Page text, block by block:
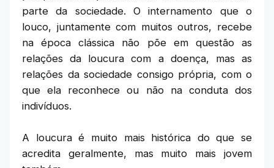
parte da sociedade. O internamento que o
louco, juntamente com muitos outros, recebe
na época clássica não põe em questão as
relações da loucura com a doença, mas as
relações da sociedade consigo própria, com o
que ela reconhece ou não na conduta dos
indivíduos.
A loucura é muito mais histórica do que se
acredita geralmente, mas muito mais jovem